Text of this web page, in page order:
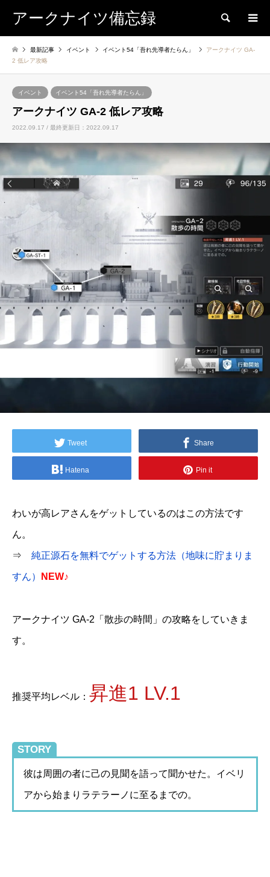
アークナイツ備忘録 検索
最新記事 イベント イベント54「吾れ先導者たらん」
アークナイツ GA-
2 低レア攻略
イベント イベント54「吾れ先導者たらん」
アークナイツ GA-2 低レア攻略
2022.09.17 / 最終更新日：2022.09.17
Tweet Share
Hatena Pin it
わいが高レアさんをゲットしているのはこの方法です
ん。
⇒ 純正源石を無料でゲットする方法（地味に貯まりま
すん） NEW♪
アークナイツ GA-2「散歩の時間」の攻略をしていきま
す。
推奨平均レベル： 昇進1 LV.1
STORY
彼は周囲の者に己の見聞を語って聞かせた。イベリ
アから始まりラテラーノに至るまでの。